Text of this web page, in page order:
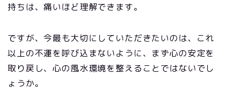
持ちは、痛いほど理解できます。
ですが、今最も大切にしていただきたいのは、これ
以上の不運を呼び込まないように、まず心の安定を
取り戻し、心の風水環境を整えることではないでし
ょうか。